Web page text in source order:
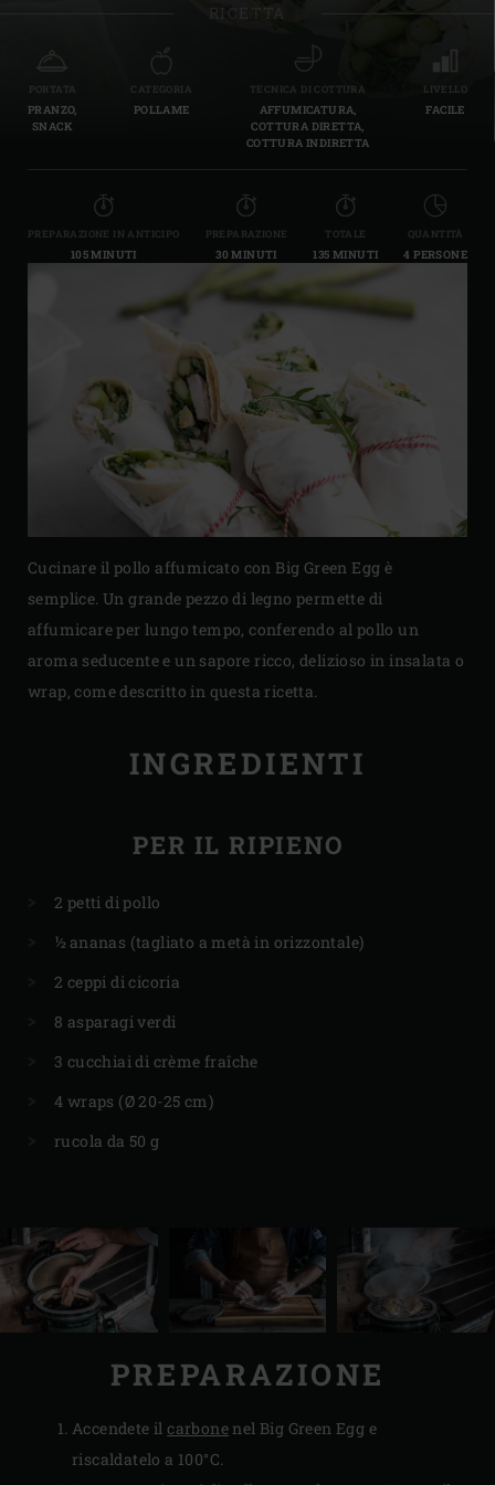
RICETTA
PORTATA
PRANZO,
SNACK
CATEGORIA
POLLAME
TECNICA DI COTTURA
AFFUMICATURA,
COTTURA DIRETTA,
COTTURA INDIRETTA
LIVELLO
FACILE
PREPARAZIONE IN ANTICIPO
105 MINUTI
PREPARAZIONE
30 MINUTI
TOTALE
135 MINUTI
QUANTITÀ
4 PERSONE
Cucinare il pollo affumicato con Big Green Egg è
semplice. Un grande pezzo di legno permette di
affumicare per lungo tempo, conferendo al pollo un
aroma seducente e un sapore ricco, delizioso in insalata o
wrap, come descritto in questa ricetta.
INGREDIENTI
PER IL RIPIENO
2 petti di pollo
½ ananas (tagliato a metà in orizzontale)
2 ceppi di cicoria
8 asparagi verdi
3 cucchiai di crème fraîche
4 wraps (Ø 20-25 cm)
rucola da 50 g
PREPARAZIONE
Accendete ilcarbonenel Big Green Egg e
riscaldatelo a 100°C.